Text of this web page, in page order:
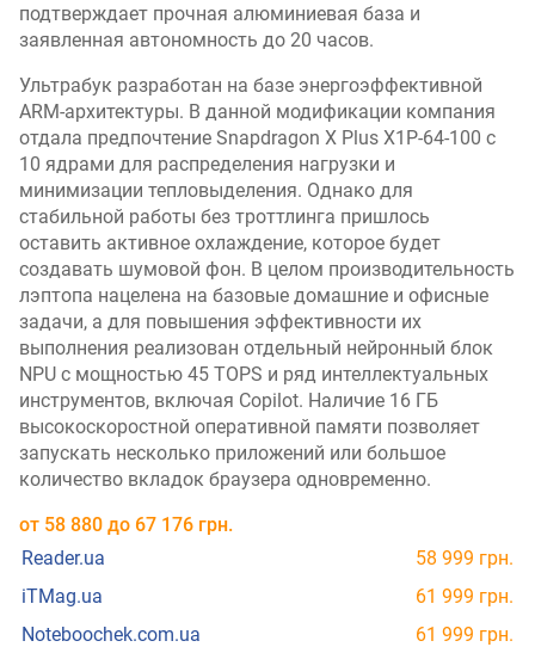
подтверждает прочная алюминиевая база и
заявленная автономность до 20 часов.
Ультрабук разработан на базе энергоэффективной
ARM-архитектуры. В данной модификации компания
отдала предпочтение Snapdragon X Plus X1P-64-100 с
10 ядрами для распределения нагрузки и
минимизации тепловыделения. Однако для
стабильной работы без троттлинга пришлось
оставить активное охлаждение, которое будет
создавать шумовой фон. В целом производительность
лэптопа нацелена на базовые домашние и офисные
задачи, а для повышения эффективности их
выполнения реализован отдельный нейронный блок
NPU с мощностью 45 TOPS и ряд интеллектуальных
инструментов, включая Copilot. Наличие 16 ГБ
высокоскоростной оперативной памяти позволяет
запускать несколько приложений или большое
количество вкладок браузера одновременно.
от 58 880 до 67 176 грн.
Reader.ua
58 999 грн.
iTMag.ua
61 999 грн.
Noteboochek.com.ua
61 999 грн.